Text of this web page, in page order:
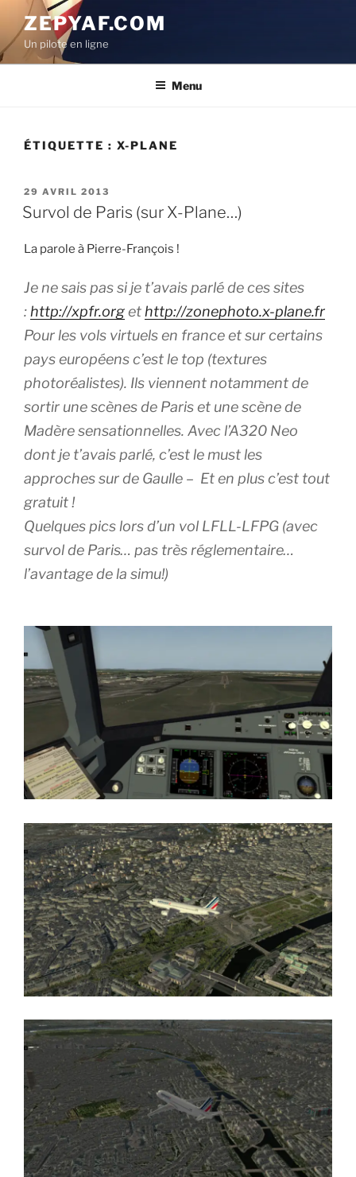
contenu
principal
ZEPYAF.COM
Un pilote en ligne
Menu
ÉTIQUETTE : X-PLANE
PUBLIÉ
LE
29 AVRIL 2013
Survol de Paris (sur X-Plane…)
La parole à Pierre-François !
Je ne sais pas si je t’avais parlé de ces sites
:http://xpfr.orgethttp://zonephoto.x-plane.fr
Pour les vols virtuels en france et sur certains
pays européens c’est le top (textures
photoréalistes). Ils viennent notamment de
sortir une scènes de Paris et une scène de
Madère sensationnelles. Avec l’A320 Neo
dont je t’avais parlé, c’est le must les
approches sur de Gaulle – Et en plus c’est tout
gratuit !
Quelques pics lors d’un vol LFLL-LFPG (avec
survol de Paris… pas très réglementaire…
l’avantage de la simu!)